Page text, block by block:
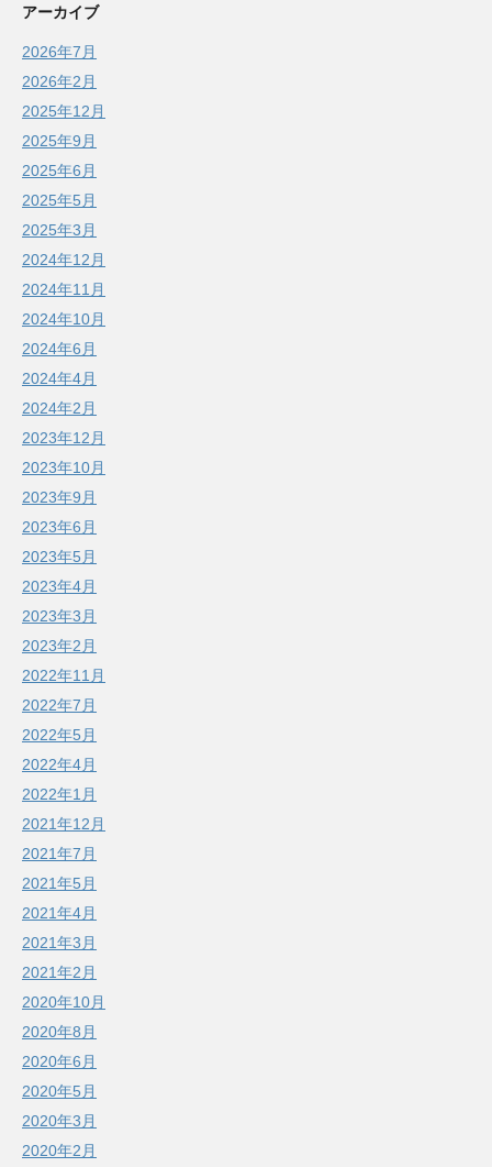
アーカイブ
2026年7月
2026年2月
2025年12月
2025年9月
2025年6月
2025年5月
2025年3月
2024年12月
2024年11月
2024年10月
2024年6月
2024年4月
2024年2月
2023年12月
2023年10月
2023年9月
2023年6月
2023年5月
2023年4月
2023年3月
2023年2月
2022年11月
2022年7月
2022年5月
2022年4月
2022年1月
2021年12月
2021年7月
2021年5月
2021年4月
2021年3月
2021年2月
2020年10月
2020年8月
2020年6月
2020年5月
2020年3月
2020年2月